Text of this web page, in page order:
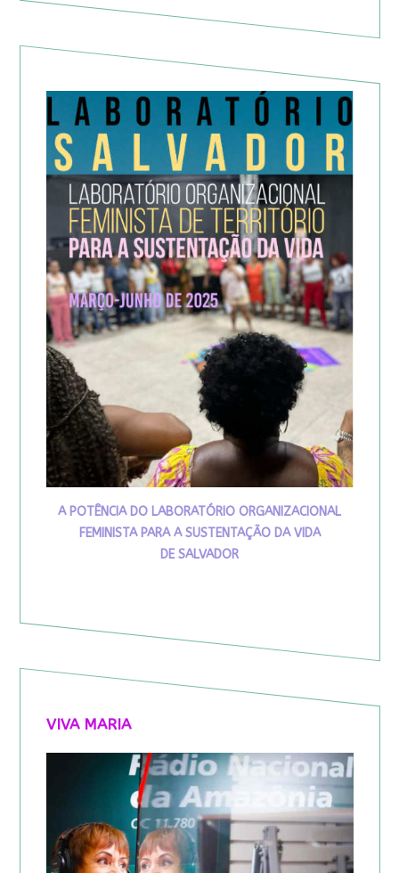
A POTÊNCIA DO LABORATÓRIO ORGANIZACIONAL
FEMINISTA PARA A SUSTENTAÇÃO DA VIDA
DE SALVADOR
VIVA MARIA